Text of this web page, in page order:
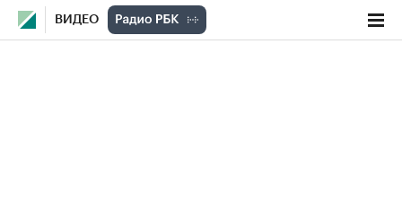
ВИДЕО